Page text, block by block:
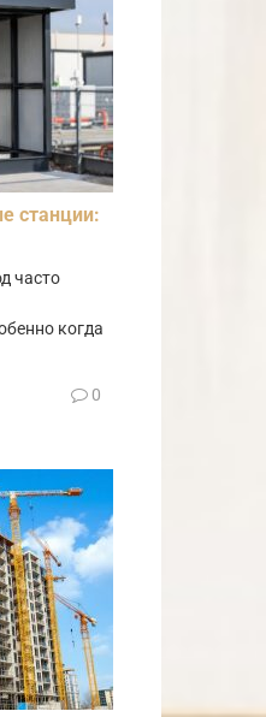
станции:
часто
когда
0